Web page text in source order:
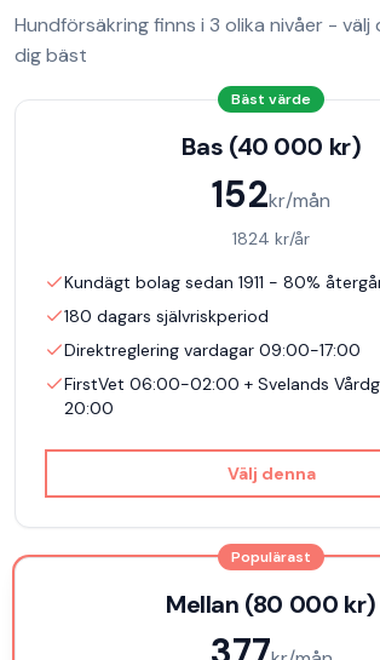
Hundförsäkringfinns i 3 olika nivåer - välj
dig bäst
Bäst värde
Bas (40 000 kr)
152kr/mån
1824 kr/år
Kundägt bolag sedan 1911 - 80%
180 dagars självriskperiod
Direktreglering vardagar 09:00-17:00
FirstVet 06:00-02:00 + Svelands
20:00
Välj denna
Populärast
Mellan (80 000 kr)